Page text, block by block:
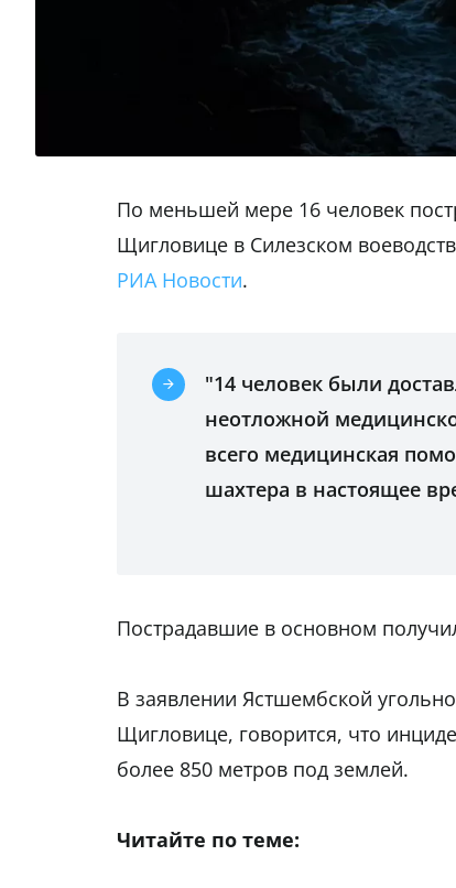
По меньшей мере 16 человек
Щигловице в Силезском
РИА Новости.
"14 человек были
неотложной
всего медицинская
шахтера в настоящее
Пострадавшие в основном
В заявлении Ястшембской
Щигловице, говорится, что
более 850 метров под землей.
Читайте по теме: